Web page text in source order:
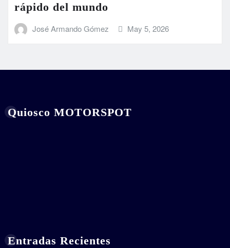
rápido del mundo
José Armando Gómez May 5, 2026
Quiosco MOTORSPOT
Entradas Recientes